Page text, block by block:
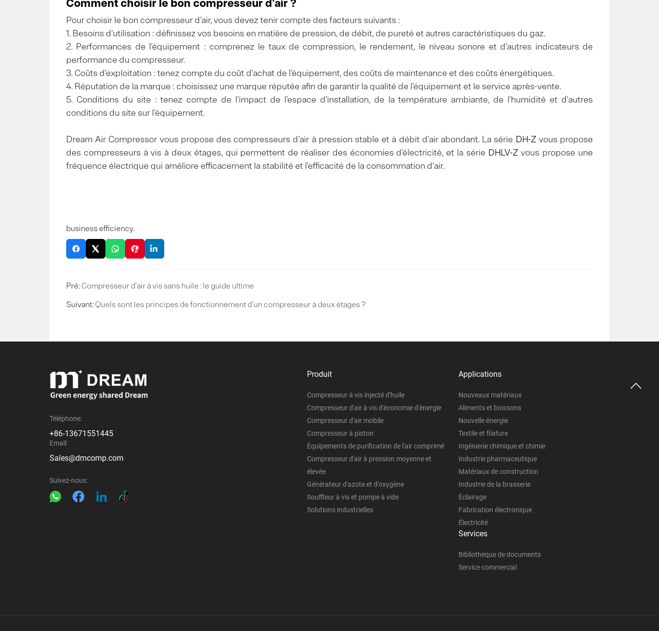
Comment choisir le bon compresseur d'air ?
Pour choisir le bon compresseur d'air, vous devez tenir compte des facteurs suivants :
1. Besoins d'utilisation : définissez vos besoins en matière de pression, de débit, de pureté et autres caractéristiques du gaz.
2. Performances de l'équipement : comprenez le taux de compression, le rendement, le niveau sonore et d'autres indicateurs de
performance du compresseur.
3. Coûts d'exploitation : tenez compte du coût d'achat de l'équipement, des coûts de maintenance et des coûts énergétiques.
4. Réputation de la marque : choisissez une marque réputée afin de garantir la qualité de l'équipement et le service après-vente.
5. Conditions du site : tenez compte de l'impact de l'espace d'installation, de la température ambiante, de l'humidité et d'autres
conditions du site sur l'équipement.
Dream Air Compressor vous propose des compresseurs d'air à pression stable et à débit d'air abondant. La série DH-Z vous propose
des compresseurs à vis à deux étages, qui permettent de réaliser des économies d'électricité, et la série DHLV-Z vous propose une
fréquence électrique qui améliore efficacement la stabilité et l'efficacité de la consommation d'air.
business efficiency.
Pré:Compresseur d'air à vis sans huile : le guide ultime
Suivant:Quels sont les principes de fonctionnement d'un compresseur à deux étages ?

Téléphone:
+86-13671551445
Email:
Sales@dmcomp.com
Suivez-nous:
Produit
Compresseur à vis injecté d'huile
Compresseur d'air à vis d'économie d'énergie
Compresseur d'air mobile
Compresseur à piston
Équipements de purification de l'air comprimé
Compresseur d'air à pression moyenne et
élevée
Générateur d'azote et d'oxygène
Souffleur à vis et pompe à vide
Solutions industrielles
Applications
Nouveaux matériaux
Aliments et boissons
Nouvelle énergie
Textile et filature
Ingénierie chimique et chimie
Industrie pharmaceutique
Matériaux de construction
Industrie de la brasserie
Éclairage
Fabrication électronique
Électricité
Services
Bibliothèque de documents
Service commercial